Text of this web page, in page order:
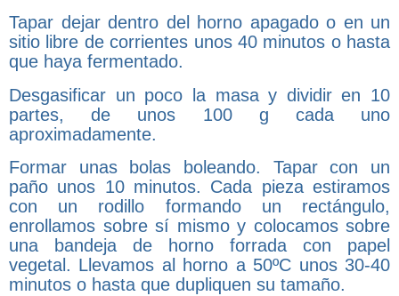
Tapar dejar dentro del horno apagado o en un
sitio libre de corrientes unos 40 minutos o hasta
que haya fermentado.
Desgasificar un poco la masa y dividir en 10
partes, de unos 100 g cada uno
aproximadamente.
Formar unas bolas boleando. Tapar con un
paño unos 10 minutos. Cada pieza estiramos
con un rodillo formando un rectángulo,
enrollamos sobre sí mismo y colocamos sobre
una bandeja de horno forrada con papel
vegetal. Llevamos al horno a 50ºC unos 30-40
minutos o hasta que dupliquen su tamaño.